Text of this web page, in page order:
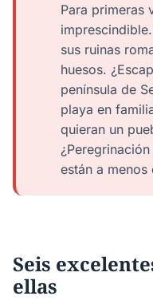
Para primeras
sus ruinas
huesos.
península de
playa en
quieran un
están a
Seis
ellas